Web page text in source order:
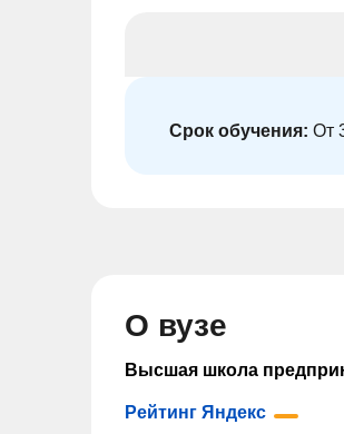
Срок обучения: От
О вузе
Высшая школа
Рейтинг Яндекс